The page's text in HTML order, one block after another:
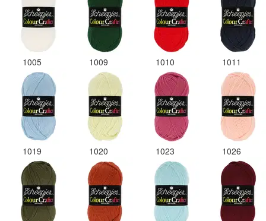
1005 1009 1010 1011
1019 1020 1023 1026